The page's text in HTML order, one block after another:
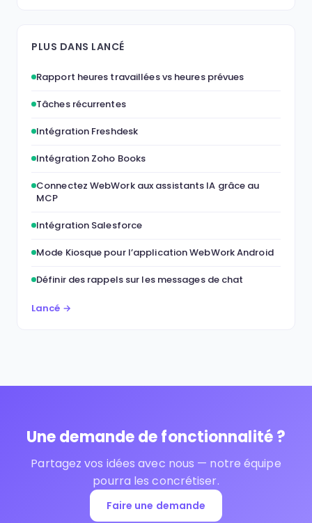
PLUS DANS LANCÉ
Rapport heures travaillées vs heures prévues
Tâches récurrentes
Intégration Freshdesk
Intégration Zoho Books
Connectez WebWork aux assistants IA grâce au
MCP
Intégration Salesforce
Mode Kiosque pour l’application WebWork Android
Définir des rappels sur les messages de chat
Lancé →
Une demande de fonctionnalité ?
Partagez vos idées avec nous — notre équipe
pourra les concrétiser.
Faire une demande